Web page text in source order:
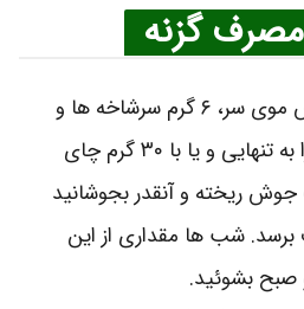
گزنه
برای جلوگیری از ریزش موی سر، ۶ گرم سرشاخه‌ ها و
برگ‌ ها و ریشه گزنه را به تنهایی و یا با ۳۰ گرم چای
ریخته و آنقدر بجوشانید
شب‌ ها مقداری از این
صبح بشوئید.